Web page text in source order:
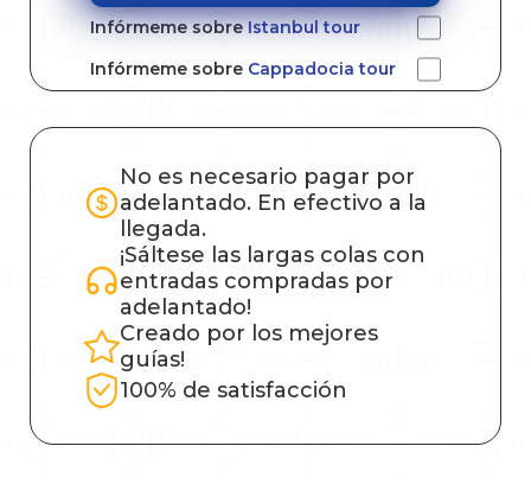
Infórmeme sobreIstanbul tour
Infórmeme sobre Cappadocia tour
No es necesario pagar por
adelantado. En efectivo a la
llegada.
¡Sáltese las largas colas con
entradas compradas por
adelantado!
Creado por los mejores
guías!
100% de satisfacción